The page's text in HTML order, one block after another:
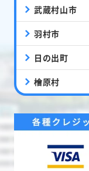
武蔵村山市
羽村市
日の出町
檜原村